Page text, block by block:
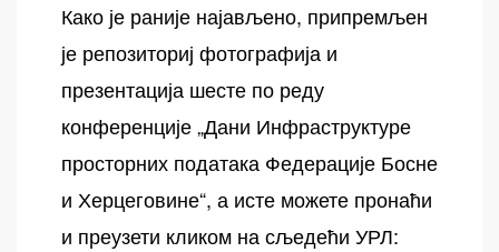
Како је раније најављено, припремљен
је репозиториј фотографија и
презентација шесте по реду
конференције „Дани Инфраструктуре
просторних података Федерације Босне
и Херцеговине“, а исте можете пронаћи
и преузети кликом на сљедећи УРЛ: